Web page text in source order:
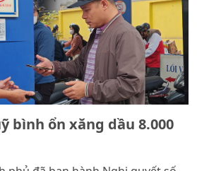
bình ổn xăng dầu 8.000